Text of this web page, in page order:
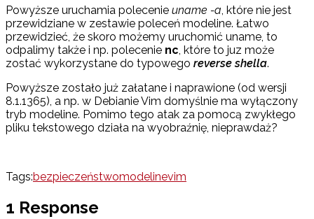
Powyższe uruchamia polecenie uname -a, które nie jest
przewidziane w zestawie poleceń modeline. Łatwo
przewidzieć, że skoro możemy uruchomić uname, to
odpalimy także i np. polecenie nc, które to juz może
zostać wykorzystane do typowego reverse shella.
Powyższe zostało już załatane i naprawione (od wersji
8.1.1365), a np. w Debianie Vim domyślnie ma wyłączony
tryb modeline. Pomimo tego atak za pomocą zwykłego
pliku tekstowego działa na wyobraźnię, nieprawdaż?
Tags:bezpieczeństwomodelinevim
1 Response